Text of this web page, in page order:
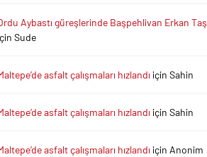
Aybastı güreşlerinde Başpehlivan Erkan Taş
Sude
asfalt çalışmaları hızlandı içinSahin
asfalt çalışmaları hızlandı içinSahin
asfalt çalışmaları hızlandı için Anonim